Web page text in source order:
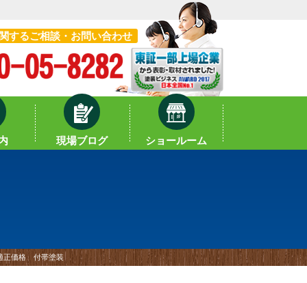
するご相談・お問い合わせ
現場ブログ ショールーム
適正価格 付帯塗装